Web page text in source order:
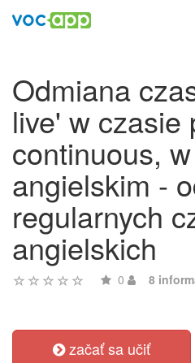
Odmiana
live' w czasie
continuous,
angielskim -
regularnych
angielskich
0 8
začať sa učiť